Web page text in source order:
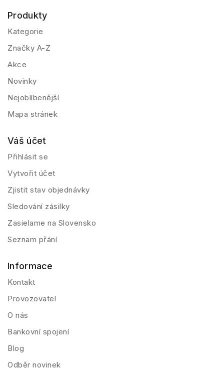
Produkty
Kategorie
Značky A-Z
Akce
Novinky
Nejoblíbenější
Mapa stránek
Váš účet
Přihlásit se
Vytvořit účet
Zjistit stav objednávky
Sledování zásilky
Zasielame na Slovensko
Seznam přání
Informace
Kontakt
Provozovatel
O nás
Bankovní spojení
Blog
Odběr novinek